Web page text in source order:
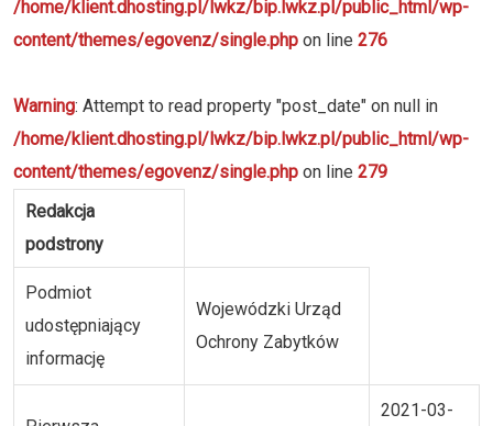
/home/klient.dhosting.pl/lwkz/bip.lwkz.pl/public_html/wp-
content/themes/egovenz/single.php on line 276
Warning: Attempt to read property "post_date" on null in
/home/klient.dhosting.pl/lwkz/bip.lwkz.pl/public_html/wp-
content/themes/egovenz/single.php on line 279
Redakcja
podstrony
Podmiot
udostępniający
informację
Wojewódzki Urząd
Ochrony Zabytków
2021-03-